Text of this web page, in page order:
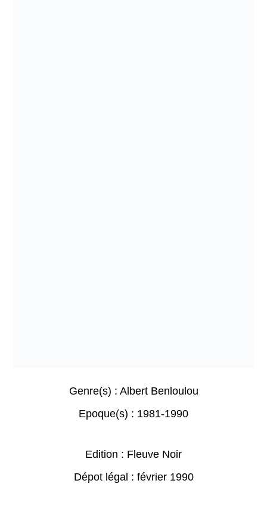
Genre(s) : Albert Benloulou
Epoque(s) : 1981-1990
Edition : Fleuve Noir
Dépot légal : février 1990